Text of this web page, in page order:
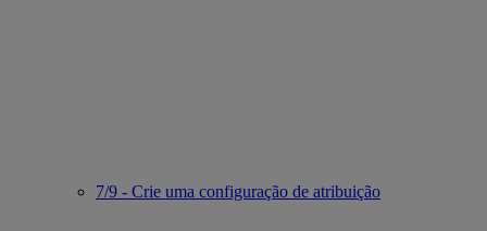
7/9 - Crie uma configuração de atribuição